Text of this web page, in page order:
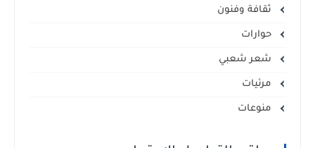
ثقافة وفنون
حوارات
شعر شعبي
مرئيات
منوعات